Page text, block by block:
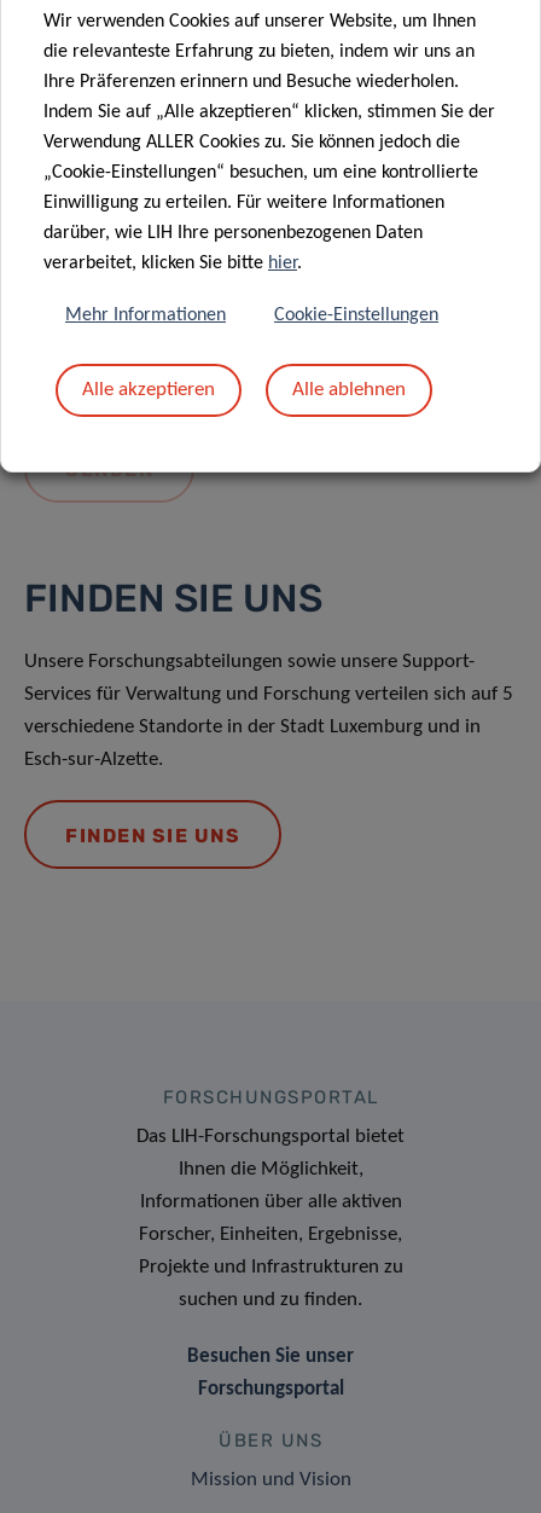
Mit dem Absenden Ihrer Nachricht erklären Sie
Datenschutzrichtlinie.
FINDEN SIE UNS
Unsere Forschungsabteilungen sowie unsere Support-
Services für Verwaltung und Forschung verteilen sich auf 5
verschiedene Standorte in der Stadt Luxemburg und in
Esch-sur-Alzette.
FINDEN SIE UNS
FORSCHUNGSPORTAL
Das LIH-Forschungsportal bietet
Ihnen die Möglichkeit,
Informationen über alle aktiven
Forscher, Einheiten, Ergebnisse,
Projekte und Infrastrukturen zu
suchen und zu finden.
Besuchen Sie unser
Forschungsportal
ÜBER UNS
Mission und Vision
Wir verwenden Cookies auf unserer Website, um Ihnen
die relevanteste Erfahrung zu bieten, indem wir uns an
Ihre Präferenzen erinnern und Besuche wiederholen.
Indem Sie auf „Alle akzeptieren“ klicken, stimmen Sie der
Verwendung ALLER Cookies zu. Sie können jedoch die
„Cookie-Einstellungen“ besuchen, um eine kontrollierte
Einwilligung zu erteilen. Für weitere Informationen
darüber, wie LIH Ihre personenbezogenen Daten
verarbeitet, klicken Sie bitte hier.
Mehr Informationen Cookie-Einstellungen
Alle akzeptieren Alle ablehnen